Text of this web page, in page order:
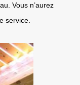
Vous n’aurez
service.